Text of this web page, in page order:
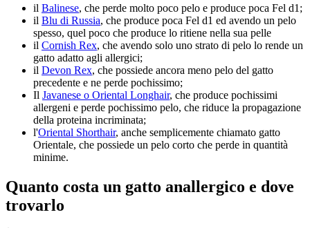
il Balinese, che perde molto poco pelo e produce poca Fel d1;
il Blu di Russia, che produce poca Fel d1 ed avendo un pelo
spesso, quel poco che produce lo ritiene nella sua pelle
il Cornish Rex, che avendo solo uno strato di pelo lo rende un
gatto adatto agli allergici;
il Devon Rex, che possiede ancora meno pelo del gatto
precedente e ne perde pochissimo;
Il Javanese o Oriental Longhair, che produce pochissimi
allergeni e perde pochissimo pelo, che riduce la propagazione
della proteina incriminata;
l'Oriental Shorthair, anche semplicemente chiamato gatto
Orientale, che possiede un pelo corto che perde in quantità
minime.
Quanto costa un gatto anallergico e dove
trovarlo